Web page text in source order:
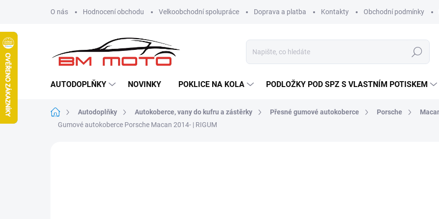
O nás Hodnocení obchodu Velkoobchodní spolupráce Doprava a platba Kontakty Obchodní podmínky
Hledat
AUTODOPLŇKY NOVINKY POKLICE NA KOLA PODLOŽKY POD SPZ S VLASTNÍM POTISKEM
Domů Autodoplňky Autokoberce, vany do kufru a zástěrky Přesné gumové autokoberce Porsche
Gumové autokoberce Porsche Macan 2014- | RIGUM